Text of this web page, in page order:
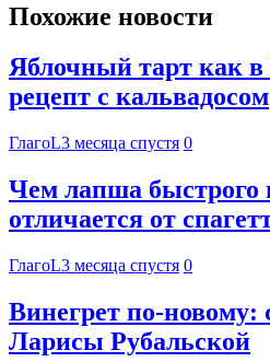
Похожие новости
Яблочный тарт как
рецепт с кальвадосом
ГлагоL3 месяца спустя 0
Чем лапша быстрого
отличается от
ГлагоL3 месяца спустя 0
Винегрет по-новому:
Ларисы Рубальской